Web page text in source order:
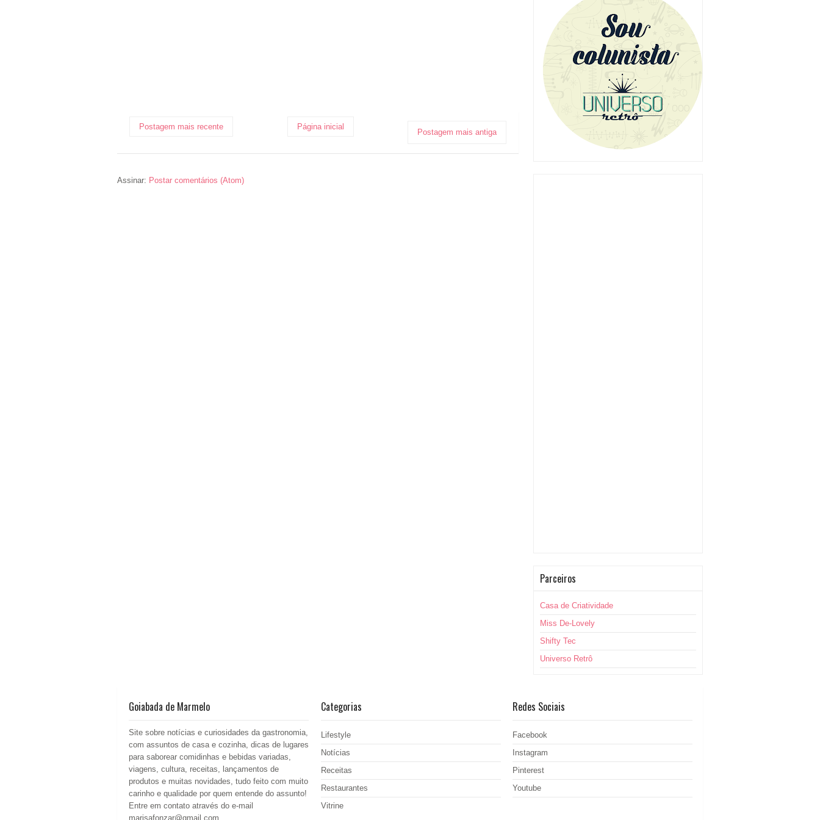
Postagem mais recente
Postagem mais antiga
Página inicial
Assinar: Postar comentários (Atom)
Parceiros
Casa de Criatividade
Miss De-Lovely
Shifty Tec
Universo Retrô
Goiabada de Marmelo
Site sobre notícias e curiosidades da gastronomia,
com assuntos de casa e cozinha, dicas de lugares
para saborear comidinhas e bebidas variadas,
viagens, cultura, receitas, lançamentos de
produtos e muitas novidades, tudo feito com muito
carinho e qualidade por quem entende do assunto!
Entre em contato através do e-mail
marisafonzar@gmail.com
Categorias
Lifestyle
Notícias
Receitas
Restaurantes
Vitrine
Redes Sociais
Facebook
Instagram
Pinterest
Youtube